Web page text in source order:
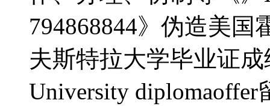
794868844》伪造美
夫斯特拉大学毕业证
University